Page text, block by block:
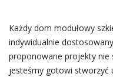
Każdy dom modułowy
indywidualnie
proponowane projekty nie
jesteśmy gotowi stworzyć